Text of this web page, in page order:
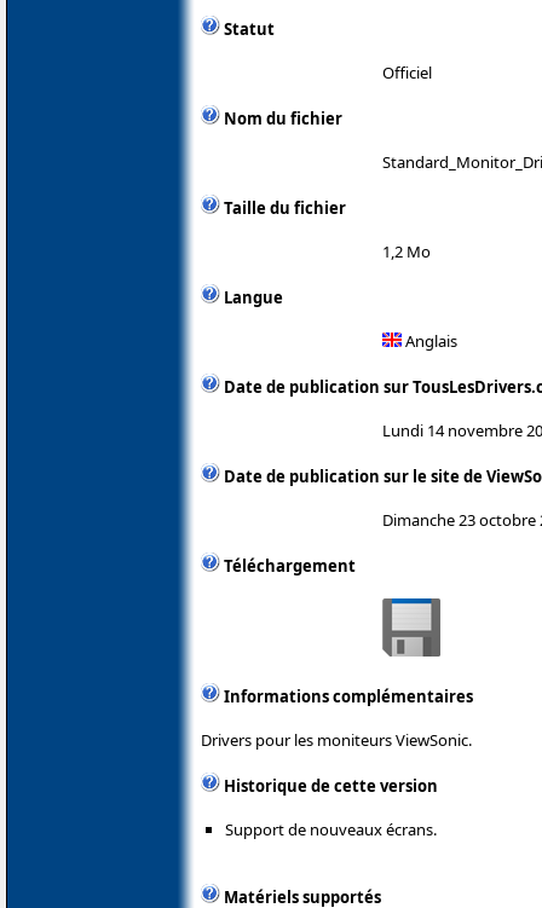
Statut
Officiel
Nom du fichier
Taille du fichier
1,2 Mo
Langue
Anglais
Date de publication sur
Lundi 14 novembre
Date de publication sur le site de
Dimanche 23 octobre
Téléchargement
Informations complémentaires
Drivers pour les moniteurs ViewSonic.
Historique de cette version
Support de nouveaux écrans.
Matériels supportés